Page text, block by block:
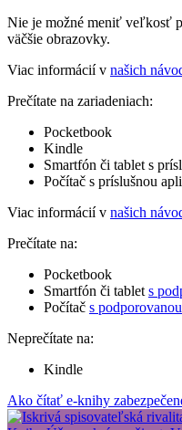
Nie je možné meniť veľkosť
väčšie obrazovky.
Viac informácií v našich
Prečítate na zariadeniach:
Pocketbook
Kindle
Smartfón či tablet s
Počítač s príslušnou
Viac informácií v našich
Prečítate na:
Pocketbook
Smartfón či tablet s
Počítač s
Neprečítate na:
Kindle
Ako čítať e-knihy